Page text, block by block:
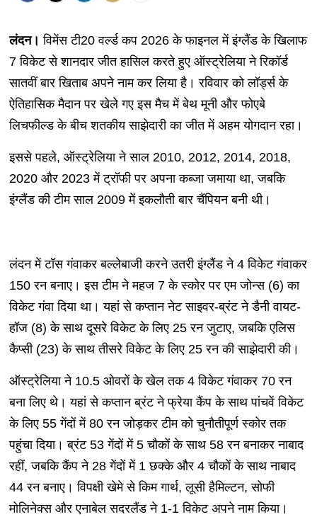
लंदन।विमेंस टी20 वर्ल्ड कप 2026 के फाइनल में इंग्लैंड के खिलाफ
7 विकेट से शानदार जीत हासिल करते हुए ऑस्ट्रेलिया ने रिकॉर्ड
सातवीं बार खिताब अपने नाम कर लिया है। रविवार को लॉर्ड्स के
ऐतिहासिक मैदान पर खेले गए इस मैच में बेथ मूनी और फोएबे
लिचफील्ड के बीच शतकीय साझेदारी का जीत में अहम योगदान रहा।
इससे पहले, ऑस्ट्रेलिया ने साल 2010, 2012, 2014, 2018,
2020 और 2023 में ट्रॉफी पर अपना कब्जा जमाया था, जबकि
इंग्लैंड की टीम साल 2009 में इकलौती बार चैंपियन बनी थी।
लंदन में टॉस गंवाकर बल्लेबाजी करने उतरी इंग्लैंड ने 4 विकेट गंवाकर
150 रन बनाए। इस टीम ने महज 7 के स्कोर पर एम जोन्स (6) का
विकेट गंवा दिया था। यहां से कप्तान नेट साइवर-ब्रंट ने डैनी वायट-
हॉज (8) के साथ दूसरे विकेट के लिए 25 रन जुटाए, जबकि एलिस
कैप्सी (23) के साथ तीसरे विकेट के लिए 25 रन की साझेदारी की।
ऑस्ट्रेलिया ने 10.5 ओवरों के खेल तक 4 विकेट गंवाकर 70 रन
बना लिए थे। यहां से कप्तान ब्रंट ने फ्रेया कैंप के साथ पांचवें विकेट
के लिए 55 गेंदों में 80 रन जोड़कर टीम को चुनौतीपूर्ण स्कोर तक
पहुंचा दिया। ब्रंट 53 गेंदों में 5 चौकों के साथ 58 रन बनाकर नाबाद
रहीं, जबकि कैंप ने 28 गेंदों में 1 छक्के और 4 चौकों के साथ नाबाद
44 रन बनाए। विपक्षी खेमे से किम गार्थ, लूसी हैमिल्टन, सोफी
मोलिनेक्स और एनाबेल सदरलैंड ने 1-1 विकेट अपने नाम किया।